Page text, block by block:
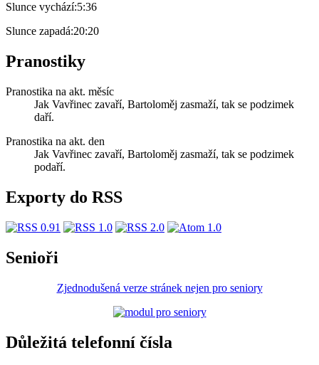
Slunce vychází:5:36
Slunce zapadá:20:20
Pranostiky
Pranostika na akt. měsíc
Jak Vavřinec zavaří, Bartoloměj zasmaží, tak se podzimek
daří.
Pranostika na akt. den
Jak Vavřinec zavaří, Bartoloměj zasmaží, tak se podzimek
podaří.
Exporty do RSS
Senioři
Zjednodušená verze stránek nejen pro seniory
Důležitá telefonní čísla